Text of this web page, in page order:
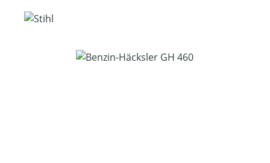
Bildergalerie überspringen